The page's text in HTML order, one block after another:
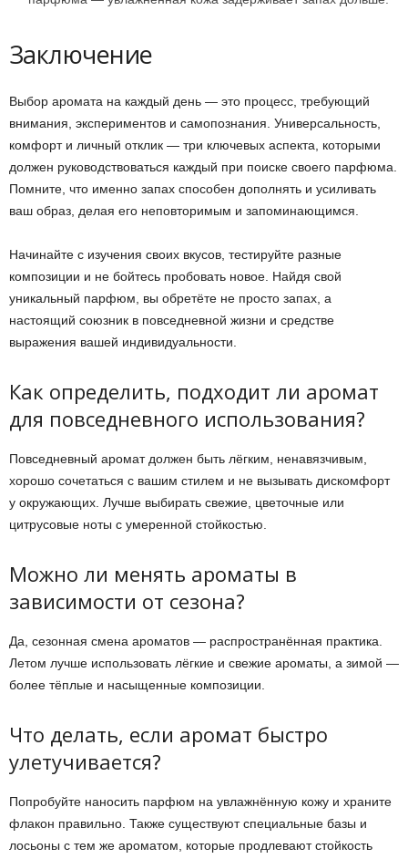
Заключение
Выбор аромата на каждый день — это процесс, требующий
внимания, экспериментов и самопознания. Универсальность,
комфорт и личный отклик — три ключевых аспекта, которыми
должен руководствоваться каждый при поиске своего парфюма.
Помните, что именно запах способен дополнять и усиливать
ваш образ, делая его неповторимым и запоминающимся.
Начинайте с изучения своих вкусов, тестируйте разные
композиции и не бойтесь пробовать новое. Найдя свой
уникальный парфюм, вы обретёте не просто запах, а
настоящий союзник в повседневной жизни и средстве
выражения вашей индивидуальности.
Как определить, подходит ли аромат
для повседневного использования?
Повседневный аромат должен быть лёгким, ненавязчивым,
хорошо сочетаться с вашим стилем и не вызывать дискомфорт
у окружающих. Лучше выбирать свежие, цветочные или
цитрусовые ноты с умеренной стойкостью.
Можно ли менять ароматы в
зависимости от сезона?
Да, сезонная смена ароматов — распространённая практика.
Летом лучше использовать лёгкие и свежие ароматы, а зимой —
более тёплые и насыщенные композиции.
Что делать, если аромат быстро
улетучивается?
Попробуйте наносить парфюм на увлажнённую кожу и храните
флакон правильно. Также существуют специальные базы и
лосьоны с тем же ароматом, которые продлевают стойкость